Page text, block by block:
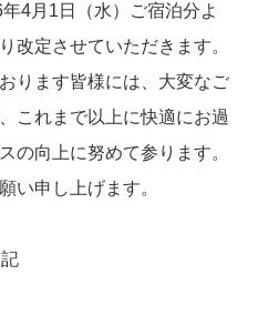
4月1日（水）ご宿泊分よ
改定させていただきます。
ります皆様には、大変なご
これまで以上に快適にお過
の向上に努めて参ります。
い申し上げます。
記